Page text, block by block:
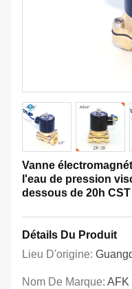
Vanne
l'eau de pression
dessous de 20h CST
Détails Du Produit
Lieu D'origine:
Nom De Marque: AFK